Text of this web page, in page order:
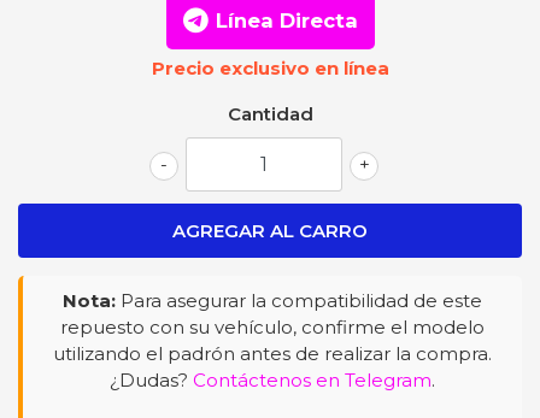
Línea Directa
Precio exclusivo en línea
Cantidad
+
-
Nota: Para asegurar la compatibilidad de este
repuesto con su vehículo, confirme el modelo
utilizando el padrón antes de realizar la compra.
¿Dudas? Contáctenos en Telegram.